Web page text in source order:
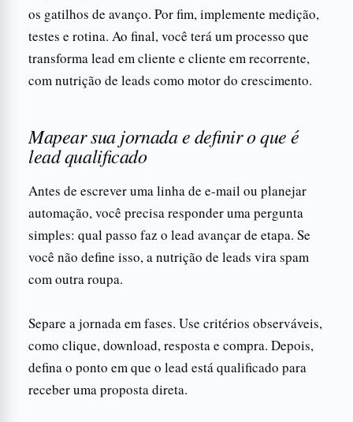
os gatilhos de avanço. Por fim, implemente medição,
testes e rotina. Ao final, você terá um processo que
transforma lead em cliente e cliente em recorrente,
com nutrição de leads como motor do crescimento.
Mapear sua jornada e definir o que é
lead qualificado
Antes de escrever uma linha de e-mail ou planejar
automação, você precisa responder uma pergunta
simples: qual passo faz o lead avançar de etapa. Se
você não define isso, a nutrição de leads vira spam
com outra roupa.
Separe a jornada em fases. Use critérios observáveis,
como clique, download, resposta e compra. Depois,
defina o ponto em que o lead está qualificado para
receber uma proposta direta.